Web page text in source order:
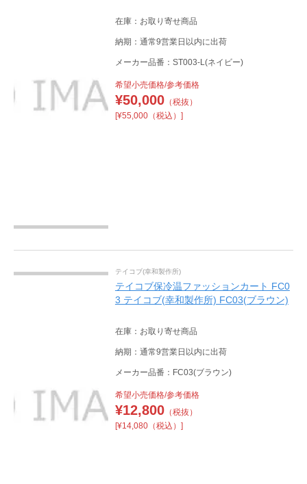
在庫：お取り寄せ商品
納期：通常9営業日以内に出荷
メーカー品番：ST003-L(ネイビー)
希望小売価格/参考価格
¥50,000（税抜）
[¥55,000（税込）]
テイコブ(幸和製作所)
テイコブ保冷温ファッションカート FC0
3 テイコブ(幸和製作所) FC03(ブラウン)
在庫：お取り寄せ商品
納期：通常9営業日以内に出荷
メーカー品番：FC03(ブラウン)
希望小売価格/参考価格
¥12,800（税抜）
[¥14,080（税込）]